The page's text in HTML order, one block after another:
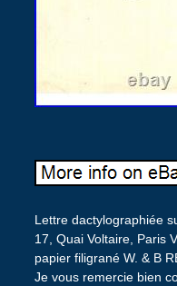
Lettre dactylographiée
17, Quai Voltaire, Paris
papier filigrané W. & B
Je vous remercie bien